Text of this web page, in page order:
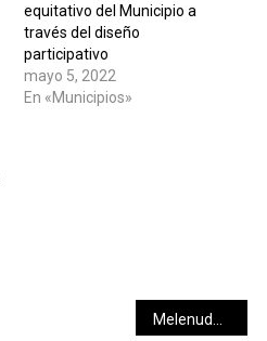
equitativo del Municipio a
través del diseño
participativo
mayo 5, 2022
En «Municipios»